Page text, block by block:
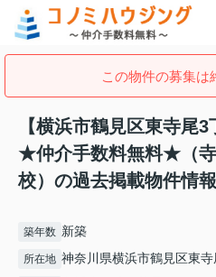
この物件の募集は
【横浜市鶴見区東寺尾
★仲介手数料無料★（
校）の過去掲載物件情報
築年数 新築
所在地 神奈川県横浜市鶴見区東